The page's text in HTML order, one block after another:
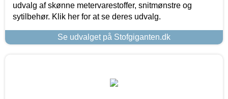
udvalg af skønne metervarestoffer, snitmønstre og
sytilbehør. Klik her for at se deres udvalg.
Se udvalget på Stofgiganten.dk